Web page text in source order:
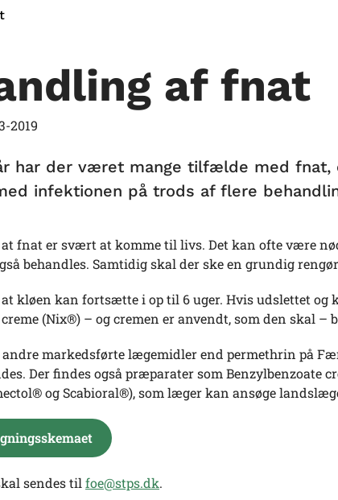
af fnat
2019
har der været mange tilfælde med fnat,
infektionen på trods af flere
at fnat er svært at komme til livs. Det kan ofte være
behandles. Samtidig skal der ske en grundig
kløen kan fortsætte i op til 6 uger. Hvis udslettet og
(Nix®) – og cremen er anvendt, som den skal –
markedsførte lægemidler end permethrin på
Der findes også præparater som Benzylbenzoate
og Scabioral®), som læger kan ansøge
sendes til foe@stps.dk.